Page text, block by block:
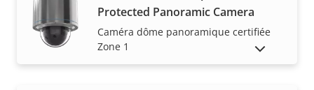
Protected Panoramic Camera
Caméra dôme panoramique certifiée
Zone 1
AFFICHER LES PRODUITS ABANDONNÉS